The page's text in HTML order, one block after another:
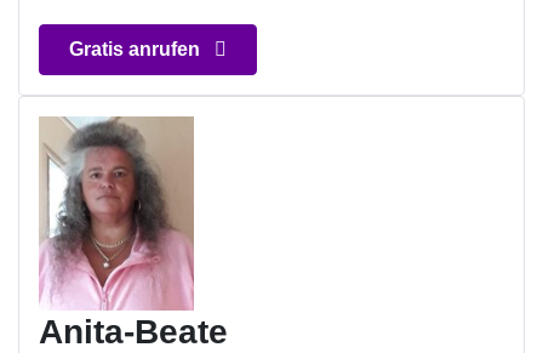
Gratis anrufen
Anita-Beate